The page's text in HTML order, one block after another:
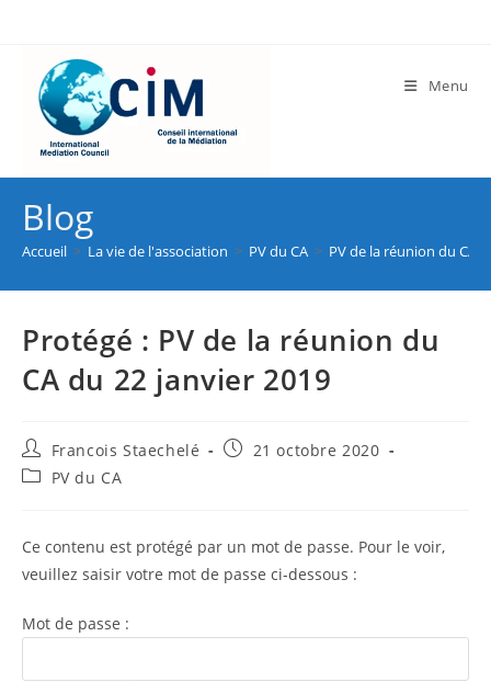
Menu
Blog
Accueil > La vie de l'association > PV du CA > PV de la réunion du CA
Protégé : PV de la réunion du
CA du 22 janvier 2019
Francois Staechelé
21 octobre 2020
PV du CA
Ce contenu est protégé par un mot de passe. Pour le voir,
veuillez saisir votre mot de passe ci-dessous :
Mot de passe :